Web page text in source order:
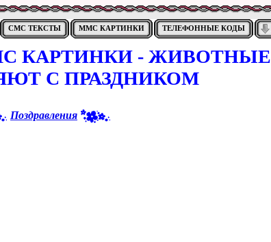
СМС ТЕКСТЫ ММС КАРТИНКИ ТЕЛЕФОННЫЕ КОДЫ
КАРТИНКИ - ЖИВОТНЫЕ
С ПРАЗДНИКОМ
Поздравления